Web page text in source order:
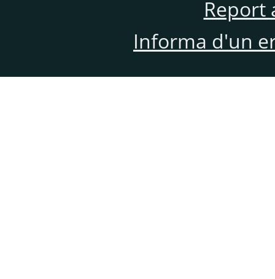
Report
Informa d'un